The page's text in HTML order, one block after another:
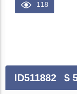
118
ID511882 $